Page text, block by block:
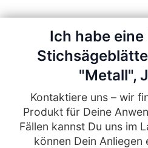
Ich habe eine
"Metall",
Kontaktiere uns – wir
Produkt für Deine
Fällen kannst Du uns im
können Dein